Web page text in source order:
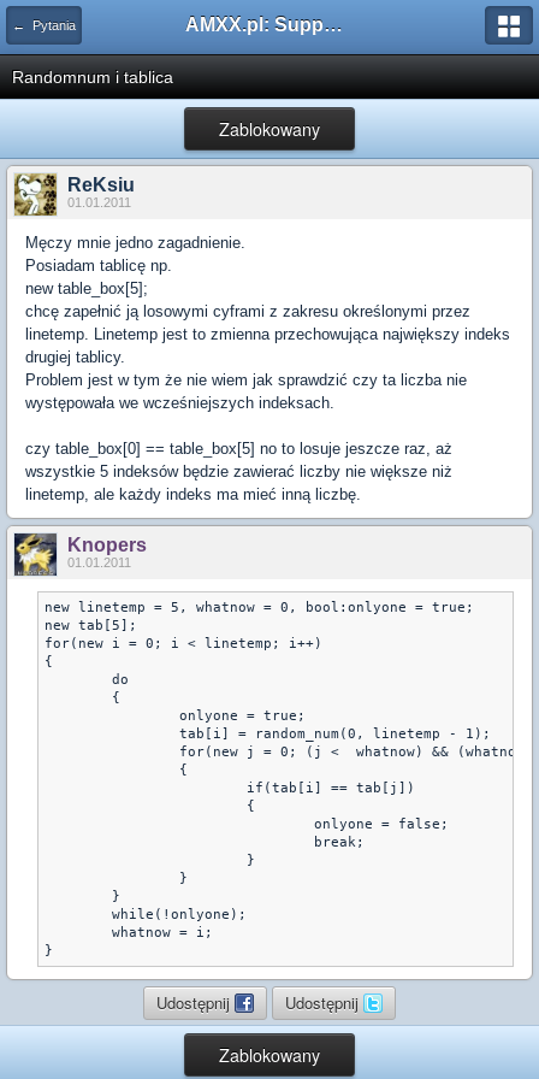
← Pytania AMXX.pl: Support AMX Mod X i SourceMod
Randomnum i tablica
Zablokowany
ReKsiu
01.01.2011
Męczy mnie jedno zagadnienie.
Posiadam tablicę np.
new table_box[5];
chcę zapełnić ją losowymi cyframi z zakresu określonymi przez
linetemp. Linetemp jest to zmienna przechowująca największy indeks
drugiej tablicy.
Problem jest w tym że nie wiem jak sprawdzić czy ta liczba nie
występowała we wcześniejszych indeksach.
czy table_box[0] == table_box[5] no to losuje jeszcze raz, aż
wszystkie 5 indeksów będzie zawierać liczby nie większe niż
linetemp, ale każdy indeks ma mieć inną liczbę.
Knopers
01.01.2011
new linetemp = 5, whatnow = 0, bool:onlyone = true;
new tab[5];
for(new i = 0; i < linetemp; i++)
{
	do
	{
		onlyone = true;
		tab[i] = random_num(0, linetemp - 1);
for(new j = 0; (j <  whatnow) && (whatnow
		{
			if(tab[i] == tab[j])
			{
				onlyone = false;
				break;
			}
		}
	}
	while(!onlyone);
	whatnow = i;
Udostępnij Udostępnij
Zablokowany